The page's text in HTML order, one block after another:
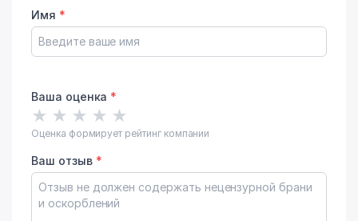
Имя *
Ваша оценка *
★ ★ ★ ★ ★
Оценка формирует рейтинг компании
Ваш отзыв *